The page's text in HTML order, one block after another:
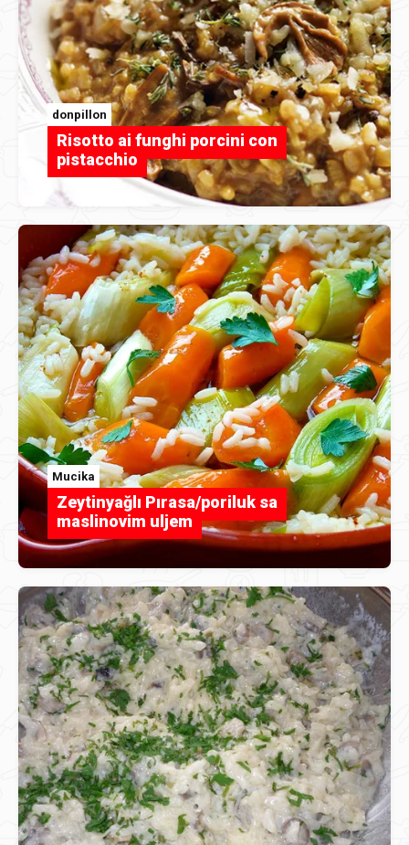
donpillon
Risotto ai funghi porcini con
pistacchio
Mucika
Zeytinyağlı Pırasa/poriluk sa
maslinovim uljem